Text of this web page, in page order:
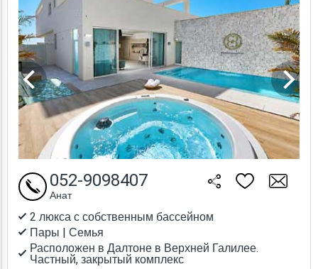
2 люкса с собственным бассейном
Пары | Семья
Расположен в Далтоне в Верхней Галилее.
Частный, закрытый комплекс
052-9098407
Анат